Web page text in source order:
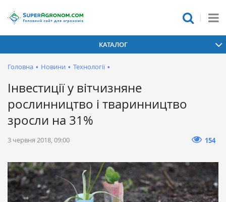
КАТАЛОГ
Головна • Новини • Технології •
Інвестиції у вітчизняне
рослинництво і тваринництво
зросли на 31%
3 червня 2018, 09:00 154